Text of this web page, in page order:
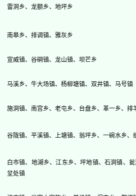
雷洞乡、龙额乡、地坪乡
南皋乡、排调镇、雅灰乡
宣威镇、谷硐镇、龙山镇、坝芒乡
马溪乡、牛大场镇、杨柳塘镇、双井镇、马号镇
施洞镇、南宫乡、老屯乡、台盘乡、革一乡、排
谷陇镇、平溪镇、上塘镇、翁坪乡、一碗水乡、
白市镇、地湖乡、江东乡、坪地镇、石洞镇、
坌处镇